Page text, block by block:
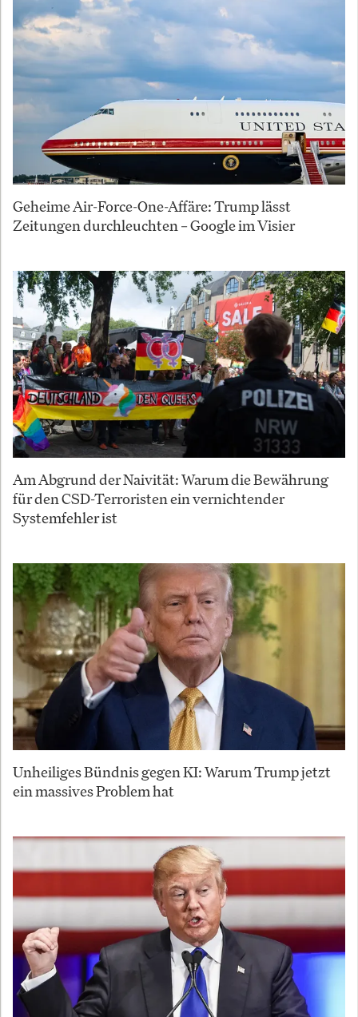
Geheime Air-Force-One-Affäre: Trump lässt
Zeitungen durchleuchten – Google im Visier
Am Abgrund der Naivität: Warum die Bewährung
für den CSD-Terroristen ein vernichtender
Systemfehler ist
Unheiliges Bündnis gegen KI: Warum Trump jetzt
ein massives Problem hat